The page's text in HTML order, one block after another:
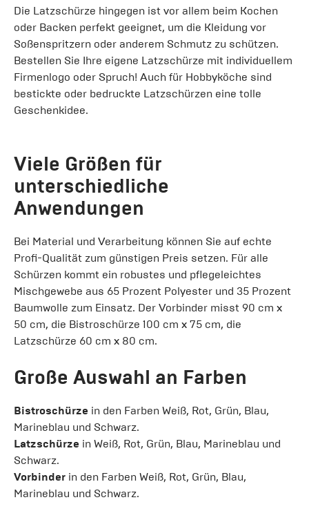
Die Latzschürze hingegen ist vor allem beim Kochen
oder Backen perfekt geeignet, um die Kleidung vor
Soßenspritzern oder anderem Schmutz zu schützen.
Bestellen Sie Ihre eigene Latzschürze mit individuellem
Firmenlogo oder Spruch! Auch für Hobbyköche sind
bestickte oder bedruckte Latzschürzen eine tolle
Geschenkidee.
Viele Größen für
unterschiedliche
Anwendungen
Bei Material und Verarbeitung können Sie auf echte
Profi-Qualität zum günstigen Preis setzen. Für alle
Schürzen kommt ein robustes und pflegeleichtes
Mischgewebe aus 65 Prozent Polyester und 35 Prozent
Baumwolle zum Einsatz. Der Vorbinder misst 90 cm x
50 cm, die Bistroschürze 100 cm x 75 cm, die
Latzschürze 60 cm x 80 cm.
Große Auswahl an Farben
Bistroschürze in den Farben Weiß, Rot, Grün, Blau,
Marineblau und Schwarz.
Latzschürze in Weiß, Rot, Grün, Blau, Marineblau und
Schwarz.
Vorbinder in den Farben Weiß, Rot, Grün, Blau,
Marineblau und Schwarz.